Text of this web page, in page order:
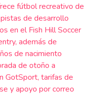
fútbol recreativo de
de desarrollo
en el Fish Hill Soccer
además de
de nacimiento
de otoño a
GotSport, tarifas de
y apoyo por correo